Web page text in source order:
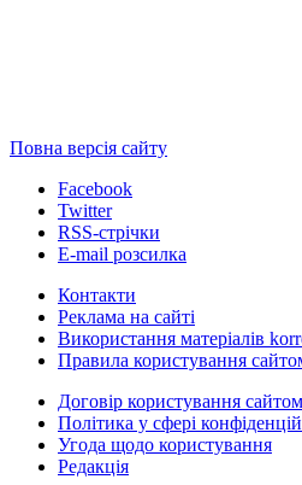
Повна версія сайту
Facebook
Twitter
RSS-стрічки
E-mail розсилка
Контакти
Реклама на сайті
Використання матеріалів
Правила користування
Договір користування сайтом
Політика у сфері
Угода щодо користування
Редакція